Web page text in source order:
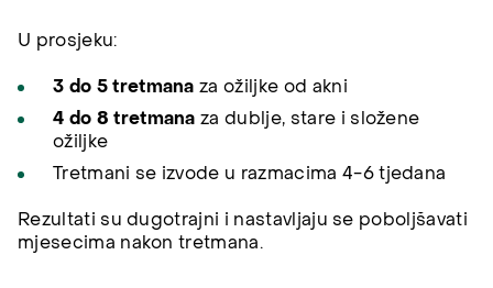
U prosjeku:
3 do 5 tretmana za ožiljke od akni
4 do 8 tretmana za dublje, stare i složene
ožiljke
Tretmani se izvode u razmacima 4-6 tjedana
Rezultati su dugotrajni i nastavljaju se poboljšavati
mjesecima nakon tretmana.